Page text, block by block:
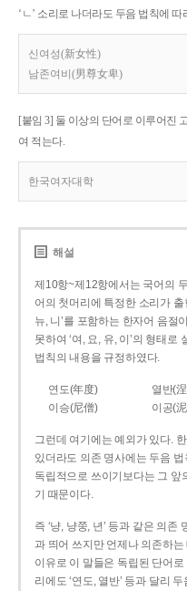
‘ㄴ’ 소리로 나더라도 두음 법칙에 따
신여성(新女性)
남존여비(男尊女卑)
[붙임 3] 둘 이상의 단어로 이루어진
여 적는다.
한국여자대학
해설
제10항~제12항에서는 국어의
어의 첫머리에 특정한 소리가
뉴, 니’를 포함하는 한자어 음절
못하여 ‘여, 요, 유, 이’의 형태
법칙의 내용을 규정하였다.
연도(年度) 열반(
이승(尼僧)
이공(
그런데 여기에는 예외가 있다.
있더라도 의존 명사에는 두음
독립적으로 쓰이기보다는 그 앞
기 때문이다.
즉 ‘냥, 냥쭝, 년’ 등과 같은 의
과 띄어 쓰지만 언제나 의존하
이유로 이 말들은 독립된 단어
리에도 ‘연도, 열반’ 등과 달리